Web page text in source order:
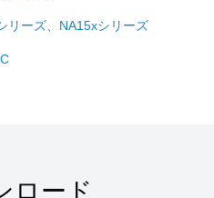
ーズ、NA15xシリーズ
ロード